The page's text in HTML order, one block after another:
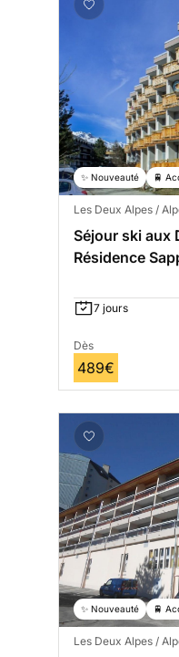
✨ Nouveauté 🚆
Les Deux Alpes /
Séjour ski aux
Résidence
7 jours
Dès
489€
✨ Nouveauté 🚆
Les Deux Alpes /